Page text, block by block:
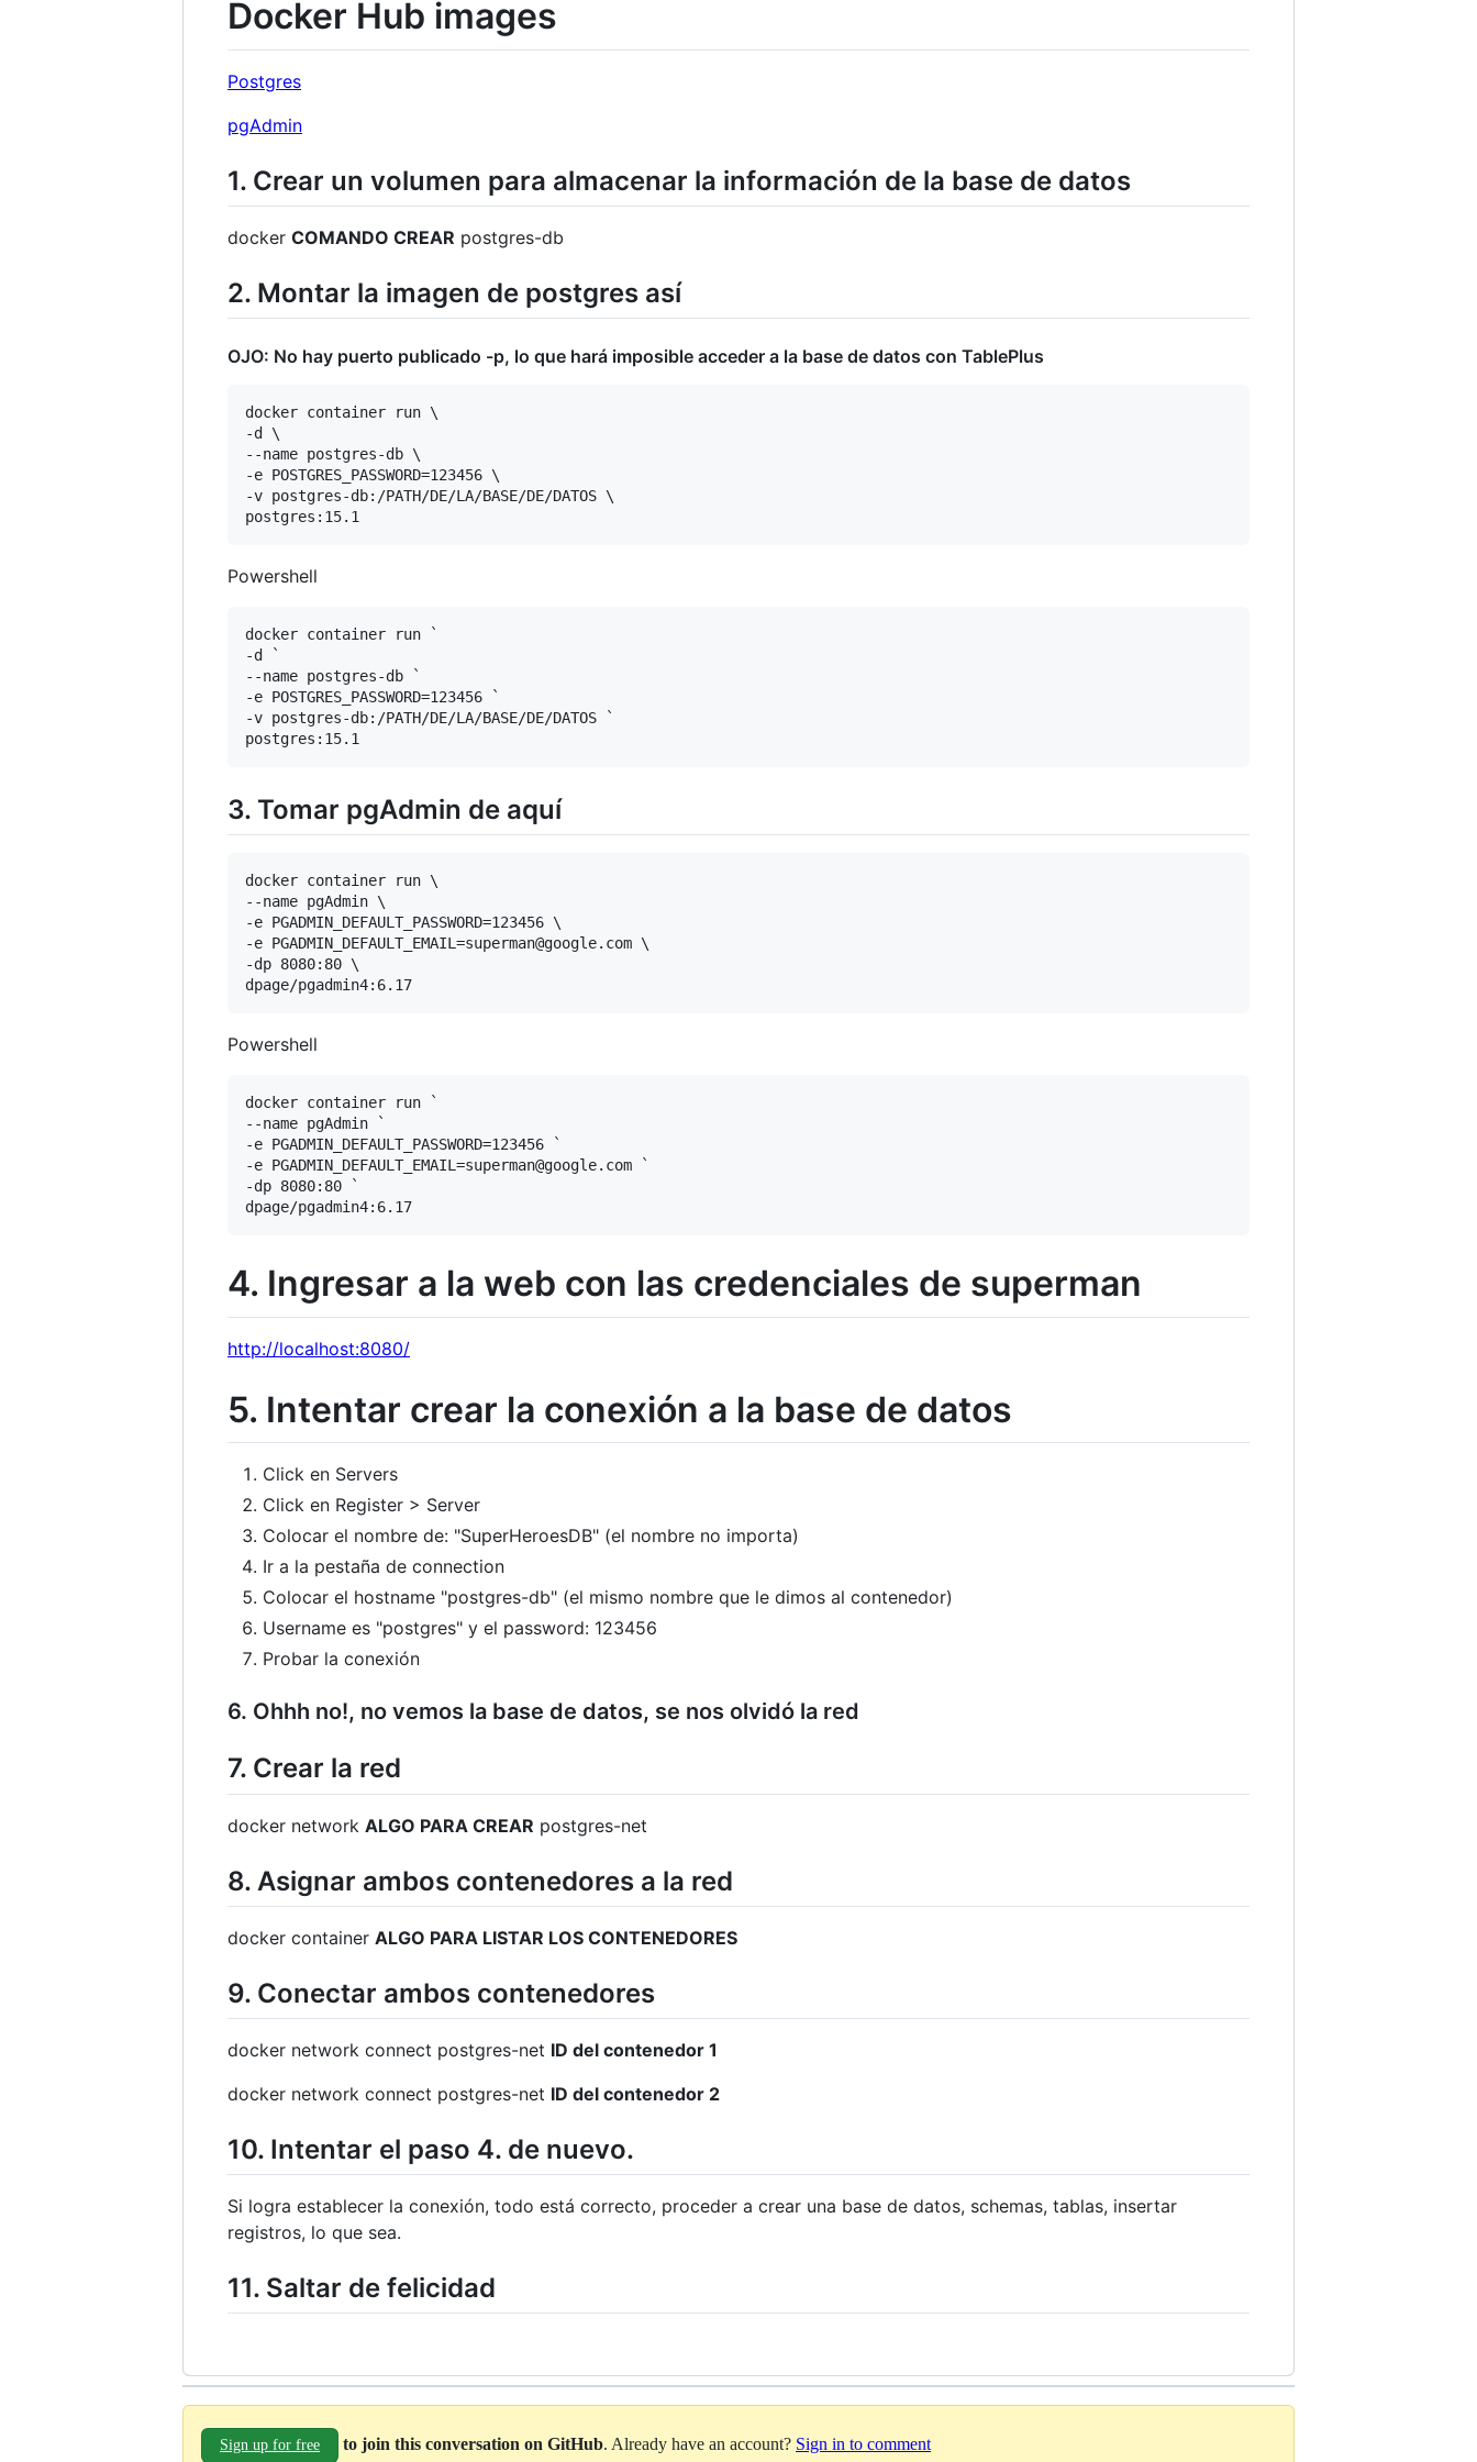
Docker Hub images
Postgres
pgAdmin
1. Crear un volumen para almacenar la información de la base de datos
docker COMANDO CREAR postgres-db
2. Montar la imagen de postgres así
OJO: No hay puerto publicado -p, lo que hará imposible acceder a la base de datos con TablePlus
docker container run \
-d \
--name postgres-db \
-e POSTGRES_PASSWORD=123456 \
-v postgres-db:/PATH/DE/LA/BASE/DE/DATOS \
Powershell
docker container run `
-d `
--name postgres-db `
-e POSTGRES_PASSWORD=123456 `
-v postgres-db:/PATH/DE/LA/BASE/DE/DATOS `
3. Tomar pgAdmin de aquí
docker container run \
--name pgAdmin \
-e PGADMIN_DEFAULT_PASSWORD=123456 \
-e PGADMIN_DEFAULT_EMAIL=superman@google.com \
-dp 8080:80 \
Powershell
docker container run `
--name pgAdmin `
-e PGADMIN_DEFAULT_PASSWORD=123456 `
-e PGADMIN_DEFAULT_EMAIL=superman@google.com `
-dp 8080:80 `
4. Ingresar a la web con las credenciales de superman
http://localhost:8080/
5. Intentar crear la conexión a la base de datos
Click en Servers
Click en Register > Server
Colocar el nombre de: "SuperHeroesDB" (el nombre no importa)
Ir a la pestaña de connection
Colocar el hostname "postgres-db" (el mismo nombre que le dimos al contenedor)
Username es "postgres" y el password: 123456
Probar la conexión
6. Ohhh no!, no vemos la base de datos, se nos olvidó la red
7. Crear la red
docker network ALGO PARA CREAR postgres-net
8. Asignar ambos contenedores a la red
docker container ALGO PARA LISTAR LOS CONTENEDORES
9. Conectar ambos contenedores
docker network connect postgres-net ID del contenedor 1
docker network connect postgres-net ID del contenedor 2
10. Intentar el paso 4. de nuevo.
Si logra establecer la conexión, todo está correcto, proceder a crear una base de datos, schemas, tablas, insertar
registros, lo que sea.
11. Saltar de felicidad
Sign up for free to join this conversation on GitHub. Already have an account? Sign in to comment